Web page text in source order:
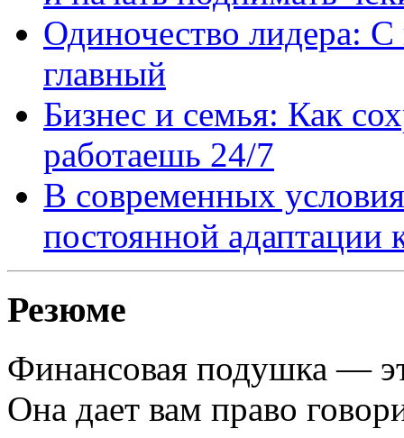
Одиночество лидера: С
главный
Бизнес и семья: Как
работаешь 24/7
В современных
постоянной адаптации
Резюме
Финансовая подушка —
Она дает вам право